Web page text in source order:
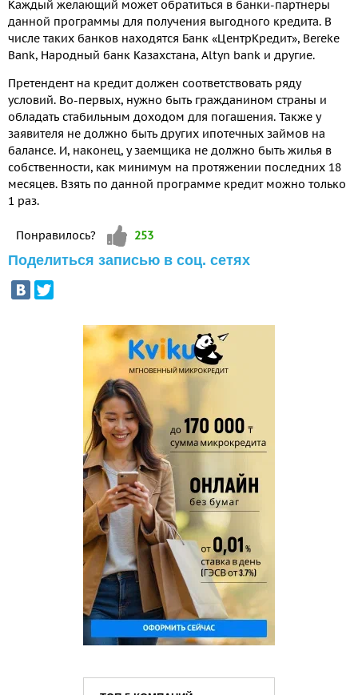
Каждый желающий может обратиться в банки-партнеры
данной программы для получения выгодного кредита. В
числе таких банков находятся Банк «ЦентрКредит», Bereke
Bank, Народный банк Казахстана, Altyn bank и другие.
Претендент на кредит должен соответствовать ряду
условий. Во-первых, нужно быть гражданином страны и
обладать стабильным доходом для погашения. Также у
заявителя не должно быть других ипотечных займов на
балансе. И, наконец, у заемщика не должно быть жилья в
собственности, как минимум на протяжении последних 18
месяцев. Взять по данной программе кредит можно только
1 раз.
Понравилось? Vote up!
253
Поделиться записью в соц. сетях